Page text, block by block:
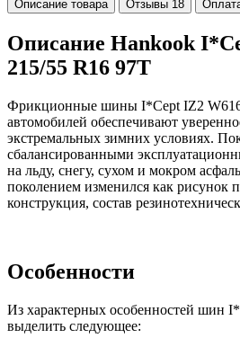
Описание товара Отзывы 18
Описание Hankook
215/55 R16 97T
Фрикционные шины I*Cept IZ2 W616
автомобилей обеспечивают
экстремальных зимних условиях.
сбалансированными
на льду, снегу, сухом и мокром
поколением изменился как рисунок
конструкция, состав
Особенности
Из характерных особенностей шин
выделить следующее: